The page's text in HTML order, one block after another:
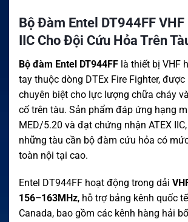
Bộ Đàm Entel DT944FF VHF
IIC Cho Đội Cứu Hỏa Trên
Bộ đàm Entel DT944FF là thiết bị VHF
tay thuộc dòng DTEx Fire Fighter, được
chuyên biệt cho lực lượng chữa cháy
cố trên tàu. Sản phẩm đáp ứng hạng
MED/5.20 và đạt chứng nhận ATEX
những tàu cần bộ đàm cứu hỏa có
toàn nội tại cao.
Entel DT944FF hoạt động trong dải
156–163MHz, hỗ trợ bảng kênh quốc
Canada, bao gồm các kênh hàng hải